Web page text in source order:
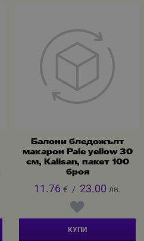
Балони бледожълт
макарон Pale yellow 30
см, Kalisan, пакет 100
броя
11.76 € / 23.00 лв.
КУПИ